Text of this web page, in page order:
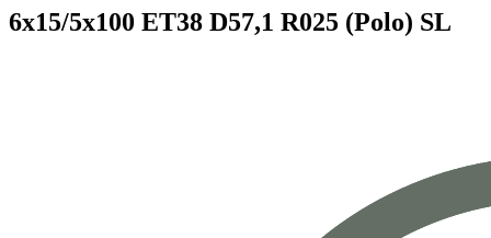
6x15/5x100 ET38 D57,1 R025 (Polo) SL